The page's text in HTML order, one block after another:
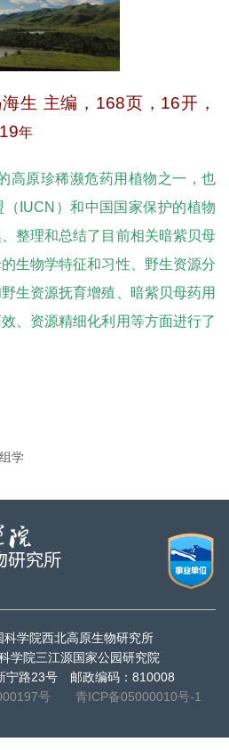
生 主编， 168页， 16开，
年
原珍稀濒危药用植物之一，也
IUCN）和中国国家保护的植物
整理和总结了目前相关暗紫贝母
生物学特征和习性、野生资源分
生资源抚育增殖、暗紫贝母药用
、资源精细化利用等方面进行了
学
科学院西北高原生物研究所
学院三江源国家公园研究院
宁路23号 邮政编码：810008
号
青ICP备05000010号-1